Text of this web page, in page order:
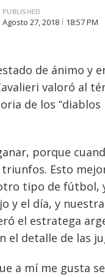
PUBLISHED
Agosto 27, 2018 18:57 PM
de ánimo y
valoró al
de los
porque
Esto
tipo de fútbol,
y el día, y
el estratega
el detalle de las
a mí me gusta